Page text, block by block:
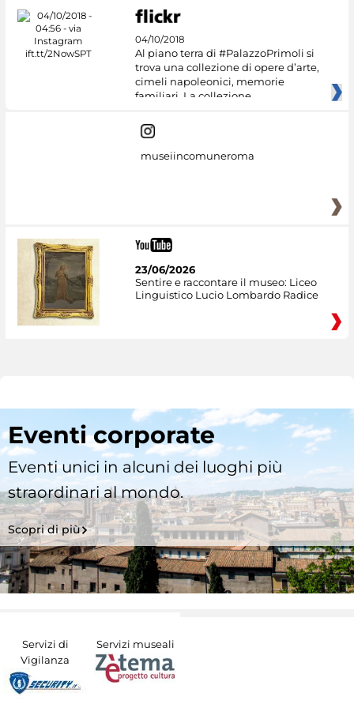
04/10/2018
Al piano terra di #PalazzoPrimoli si
trova una collezione di opere d’arte,
cimeli napoleonici, memorie
familiari. La collezione
museiincomuneroma
23/06/2026
Sentire e raccontare il museo: Liceo
Linguistico Lucio Lombardo Radice
Eventi corporate
Eventi unici in alcuni dei luoghi più
straordinari al mondo.
Scopri di più
Servizi di
Vigilanza
Servizi museali